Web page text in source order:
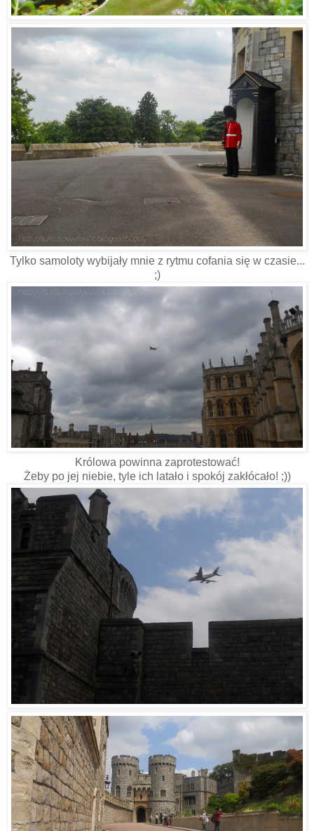
Tylko samoloty wybijały mnie z rytmu cofania się w czasie...
;)
Królowa powinna zaprotestować!
Żeby po jej niebie, tyle ich latało i spokój zakłócało! ;))